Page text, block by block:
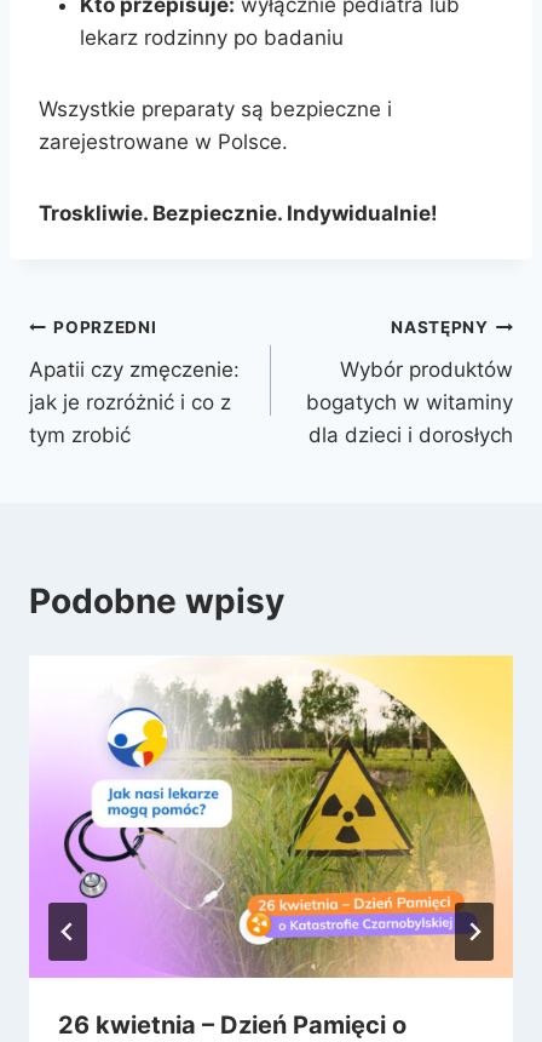
lekarz rodzinny po badaniu
Wszystkie preparaty są bezpieczne i
zarejestrowane w Polsce.
Troskliwie. Bezpiecznie. Indywidualnie!
POPRZEDNI
Apatii czy zmęczenie:
jak je rozróżnić i co z
tym zrobić
NASTĘPNY
Wybór produktów
bogatych w witaminy
dla dzieci i dorosłych
Podobne wpisy
26 kwietnia – Dzień Pamięci o